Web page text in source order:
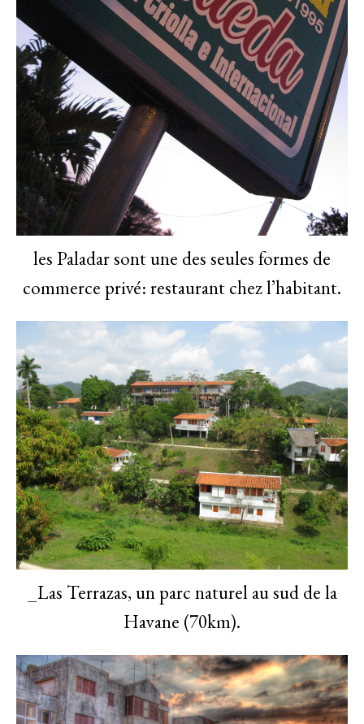
les Paladar sont une des seules formes de
commerce privé: restaurant chez l’habitant.
_Las Terrazas, un parc naturel au sud de la
Havane (70km).